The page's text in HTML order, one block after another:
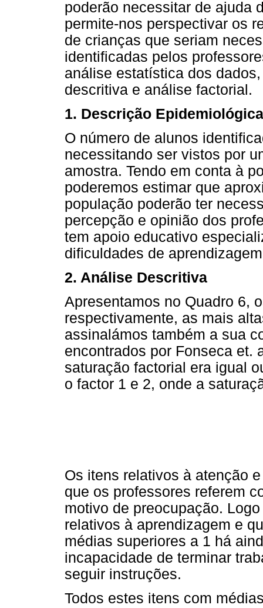
poderão necessitar de ajuda
permite-nos perspectivar os
de crianças que seriam
identificadas pelos
análise estatística dos
descritiva e análise factorial.
1. Descrição Epidemiológica
O número de alunos
necessitando ser vistos por
amostra. Tendo em conta à
poderemos estimar que
população poderão ter
percepção e opinião dos
tem apoio educativo
dificuldades de
2. Análise Descritiva
Apresentamos no Quadro 6,
respectivamente, as mais
assinalámos também a sua
encontrados por Fonseca et.
saturação factorial era igual
o factor 1 e 2, onde a
Os itens relativos à atenção
que os professores referem
motivo de preocupação.
relativos à aprendizagem e
médias superiores a 1 há
incapacidade de terminar
seguir instruções.
Todos estes itens com